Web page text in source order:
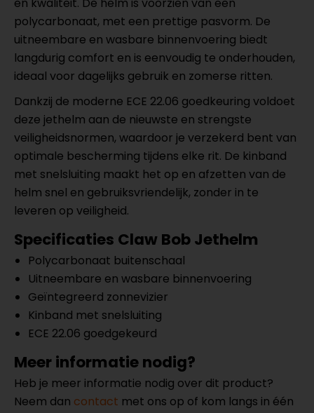
polycarbonaat, met een prettige pasvorm. De
uitneembare en wasbare binnenvoering biedt
langdurig comfort en is eenvoudig te onderhouden,
ideaal voor dagelijks gebruik en zomerse ritten.
Dankzij de moderne ECE 22.06 goedkeuring voldoet
deze jethelm aan de nieuwste en strengste
veiligheidsnormen, waardoor je verzekerd bent van
optimale bescherming tijdens elke rit. De kinband
met snelsluiting maakt het op en afzetten van de
helm snel en gebruiksvriendelijk, zonder in te
leveren op veiligheid.
Specificaties Claw Bob Jethelm
Polycarbonaat buitenschaal
Uitneembare en wasbare binnenvoering
Geïntegreerd zonnevizier
Kinband met snelsluiting
ECE 22.06 goedgekeurd
Meer informatie nodig?
Heb je meer informatie nodig over dit product?
Neem dan contact met ons op of kom langs in één